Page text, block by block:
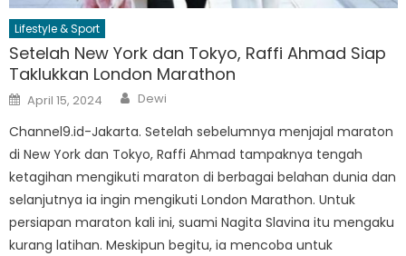
Lifestyle & Sport
Setelah New York dan Tokyo, Raffi Ahmad Siap
Taklukkan London Marathon
Posted
on
April 15, 2024 Author
Dewi
Channel9.id-Jakarta. Setelah sebelumnya menjajal maraton
di New York dan Tokyo, Raffi Ahmad tampaknya tengah
ketagihan mengikuti maraton di berbagai belahan dunia dan
selanjutnya ia ingin mengikuti London Marathon. Untuk
persiapan maraton kali ini, suami Nagita Slavina itu mengaku
kurang latihan. Meskipun begitu, ia mencoba untuk